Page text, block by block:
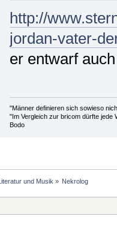
http://
jordan-vater-
er entwarf
"Männer definieren sich sowieso
"Im Vergleich zur bricom dürfte jede
Bodo
Literatur und Musik » Nekrolog